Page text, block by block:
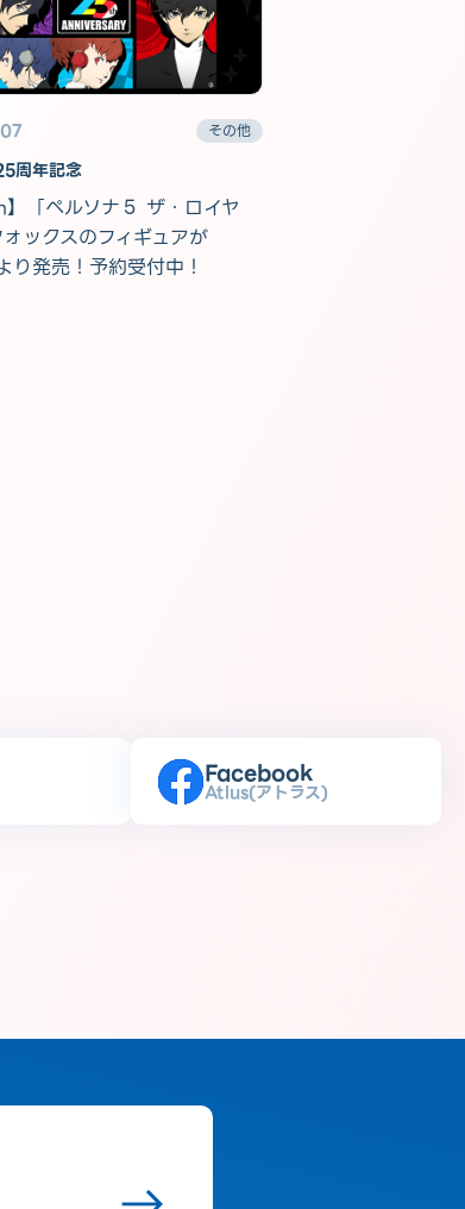
その他
周年記念
】「ペルソナ５ ザ・ロイヤ
ックスのフィギュアが
発売！予約受付中！
Facebook
Atlus(アトラス)